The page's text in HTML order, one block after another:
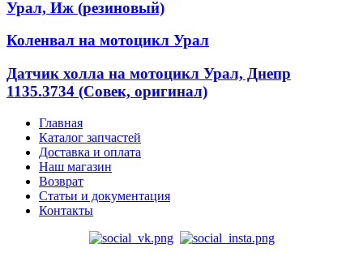
Урал, Иж (резиновый)
Коленвал на мотоцикл Урал
Датчик холла на мотоцикл Урал, Днепр
1135.3734 (Совек, оригинал)
Главная
Каталог запчастей
Доставка и оплата
Наш магазин
Возврат
Статьи и документация
Контакты